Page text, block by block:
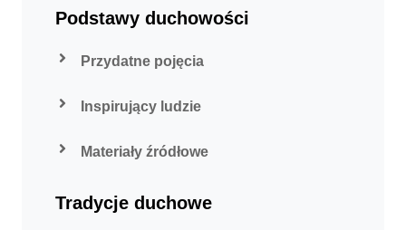
Podstawy duchowości
Przydatne pojęcia
Inspirujący ludzie
Materiały źródłowe
Tradycje duchowe